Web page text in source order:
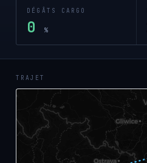
DÉGÂTS CARGO
0 %
TRAJET